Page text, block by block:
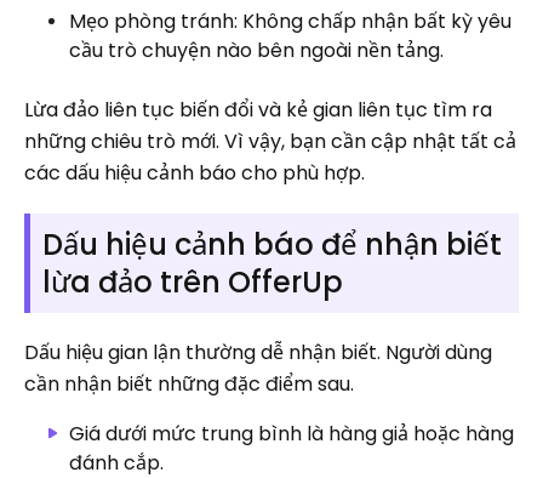
Mẹo phòng tránh: Không chấp nhận bất kỳ yêu
cầu trò chuyện nào bên ngoài nền tảng.
Lừa đảo liên tục biến đổi và kẻ gian liên tục tìm ra
những chiêu trò mới. Vì vậy, bạn cần cập nhật tất cả
các dấu hiệu cảnh báo cho phù hợp.
Dấu hiệu cảnh báo để nhận biết
lừa đảo trên OfferUp
Dấu hiệu gian lận thường dễ nhận biết. Người dùng
cần nhận biết những đặc điểm sau.
Giá dưới mức trung bình là hàng giả hoặc hàng
đánh cắp.